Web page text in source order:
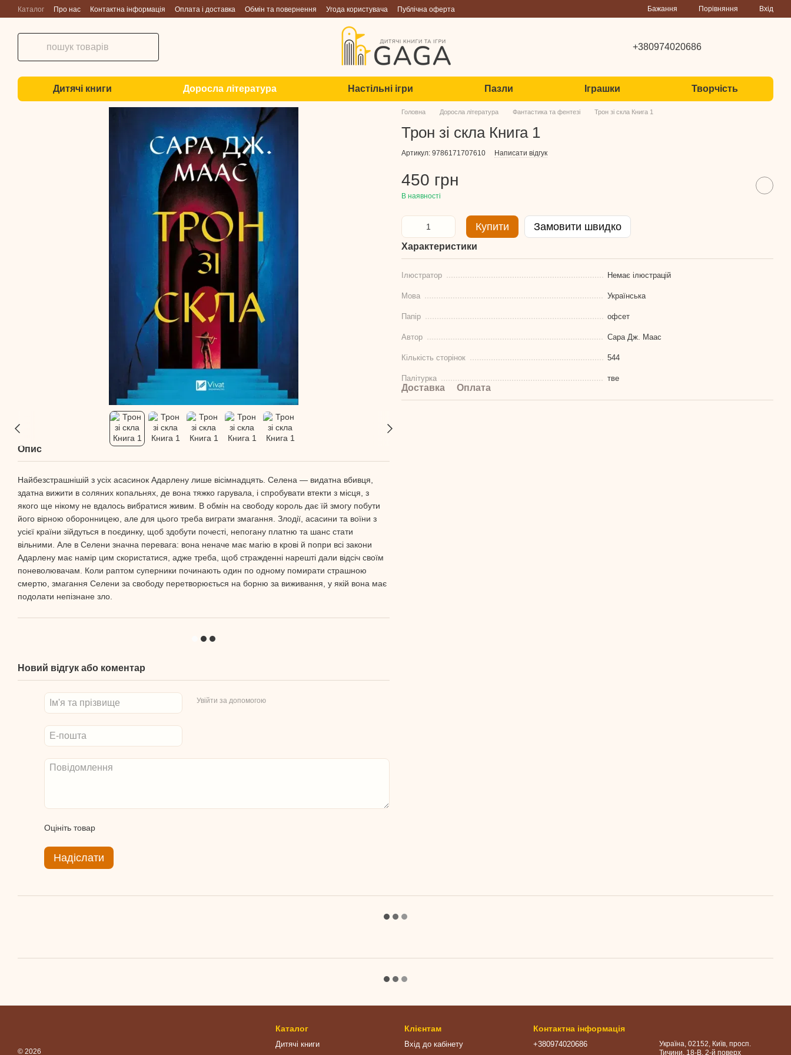
Перейти до основного контенту
Каталог Про нас Контактна інформація Оплата і доставка Обмін та повернення Угода користувача Публічна оферта Бажання Порівняння Вхід
+380974020686
Дитячі книги Доросла література Настільні ігри Пазли Іграшки Творчість
Опис
Найбезстрашнішій з усіх асасинок Адарлену лише вісімнадцять. Селена — видатна вбивця,
здатна вижити в соляних копальнях, де вона тяжко гарувала, і спробувати втекти з місця, з
якого ще нікому не вдалось вибратися живим. В обмін на свободу король дає їй змогу побути
його вірною оборонницею, але для цього треба виграти змагання. Злодії, асасини та воїни з
усієї країни зійдуться в поєдинку, щоб здобути почесті, непогану платню та шанс стати
вільними. Але в Селени значна перевага: вона неначе має магію в крові й попри всі закони
Адарлену має намір цим скористатися, адже треба, щоб стражденні нарешті дали відсіч своїм
поневолювачам. Коли раптом суперники починають один по одному помирати страшною
смертю, змагання Селени за свободу перетворюється на борню за виживання, у якій вона має
подолати непізнане зло.
Новий відгук або коментар
Увійти за допомогою
Оцініть товар
Надіслати
Головна Доросла література Фантастика та фентезі Трон зі скла Книга 1
Трон зі скла Книга 1
Артикул: 9786171707610 Написати відгук
450 грн
В наявності
Купити Замовити швидко
Характеристики
Ілюстратор Немає ілюстрацій
Мова Українська
Папір офсет
Автор Сара Дж. Маас
Кількість сторінок 544
Палітурка тве
Доставка Оплата
© 2026
Каталог
Дитячі книги
Клієнтам
Вхід до кабінету
Контактна інформація
+380974020686
Україна, 02152, Київ, просп.
Тичини, 18-В, 2-й поверх